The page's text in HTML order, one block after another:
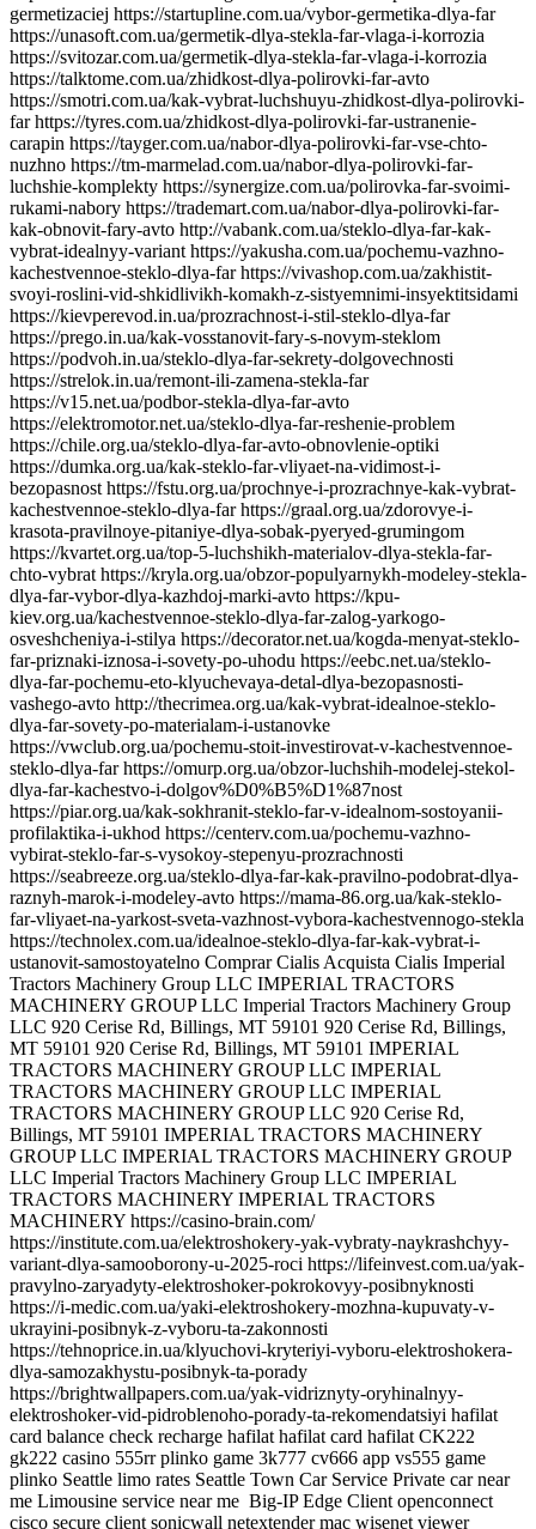
Big-IP Edge Client openconnect
cisco secure client sonicwall netextender mac wisenet viewer